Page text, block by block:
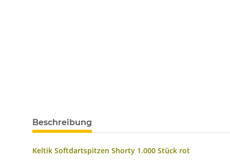
Beschreibung
Keltik Softdartspitzen Shorty 1.000 Stück rot